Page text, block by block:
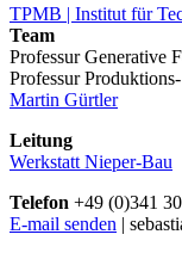
TPMB | Institut für
Team
Professur Generative
Professur
Martin Gürtler
Leitung
Werkstatt Nieper-Bau
Telefon +49 (0)341
E-mail senden |